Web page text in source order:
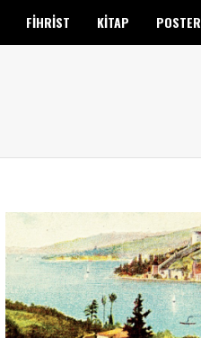
FİHRİST KİTAP POSTER